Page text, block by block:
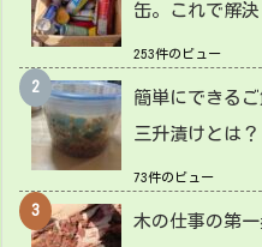
缶。これで解決
253件のビュー
簡単にできる
三升漬けとは？
73件のビュー
木の仕事の第